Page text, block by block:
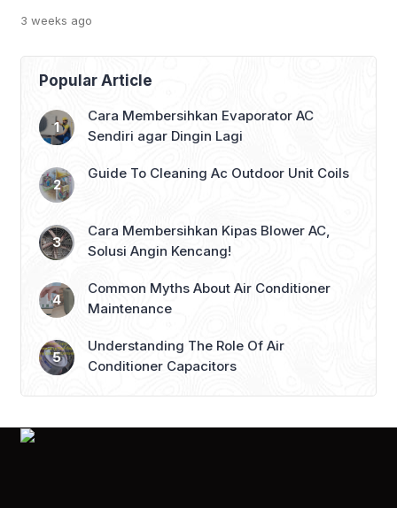
terjadi saat musim hujan atau ketika
memang terasa lebih rendah, tetapi
udara di dalam ruangan masih terasa
orang langsung menurunkan suhu AC
atau membiarkannya bekerja lebih
lama. Padahal, solusi […]
3 weeks ago
Popular Article
Cara Membersihkan Evaporator AC
Sendiri agar Dingin Lagi
Guide To Cleaning Ac Outdoor Unit Coils
Cara Membersihkan Kipas Blower AC,
Solusi Angin Kencang!
Common Myths About Air Conditioner
Maintenance
Understanding The Role Of Air
Conditioner Capacitors